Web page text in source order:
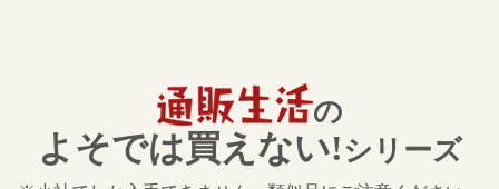
の
よそでは買えない!シリーズ